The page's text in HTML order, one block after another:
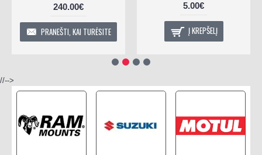
240.00€
PRANEŠTI, KAI TURĖSITE
5.00€
Į KREPŠELĮ
//-->